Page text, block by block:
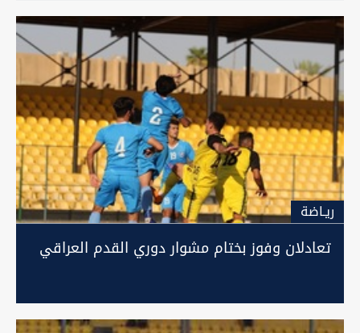
ريـاضة
تعادلان وفوز بختام مشوار دوري القدم العراقي